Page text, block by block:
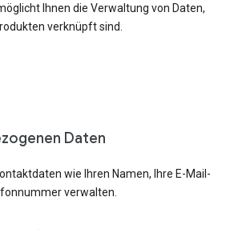
Ihnen die Verwaltung von Daten,
verknüpft sind.
Daten
wie Ihren Namen, Ihre E-Mail-
verwalten.